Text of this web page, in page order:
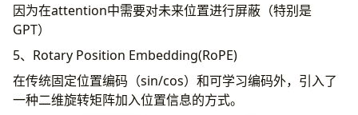
因为在attention中需要对未来位置进行屏蔽（特别是
GPT）
5、Rotary Position Embedding(RoPE)
在传统固定位置编码（sin/cos）和可学习编码外，引入了
一种二维旋转矩阵加入位置信息的方式。